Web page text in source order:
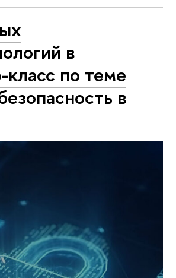
в
по теме
в